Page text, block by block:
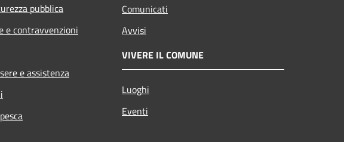
pubblica
e contravvenzioni
e assistenza
Comunicati
Avvisi
VIVERE IL COMUNE
Luoghi
Eventi